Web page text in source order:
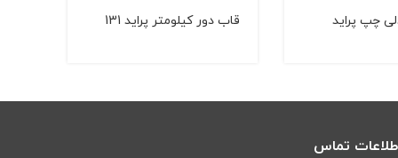
چپ پراید قاب دور كیلومتر پراید 131
تماس